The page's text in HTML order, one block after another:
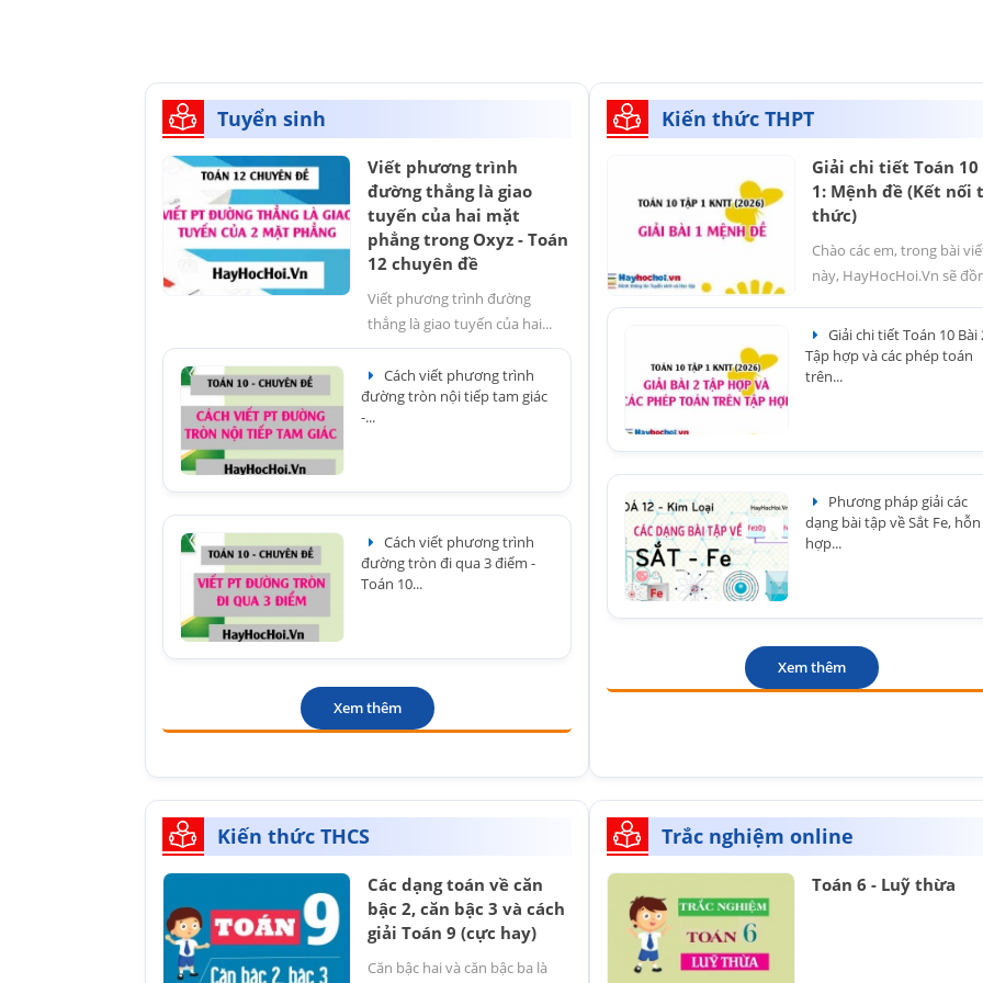
Tuyển sinh
Viết phương trình
đường thẳng là giao
tuyến của hai mặt
phẳng trong Oxyz - Toán
12 chuyên đề
Viết phương trình đường
thẳng là giao tuyến của hai...
Cách viết phương trình
đường tròn nội tiếp tam giác
-...
Cách viết phương trình
đường tròn đi qua 3 điểm -
Toán 10...
Xem thêm
Kiến thức THPT
Giải chi tiết Toán 10
1: Mệnh đề (Kết nối
thức)
Chào các em, trong bài
này, HayHocHoi.Vn sẽ
Giải chi tiết Toán 10 Bài
Tập hợp và các phép toán
trên...
Phương pháp giải các
dạng bài tập về Sắt Fe, hỗn
hợp...
Xem thêm
Kiến thức THCS
Các dạng toán về căn
bậc 2, căn bậc 3 và cách
giải Toán 9 (cực hay)
Căn bậc hai và căn bậc ba là
Trắc nghiệm online
Toán 6 - Luỹ thừa